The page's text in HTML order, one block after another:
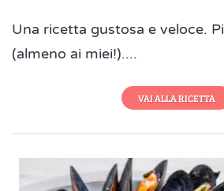
Una ricetta gustosa e veloce.
(almeno ai miei!)....
VAI ALLA RICETTA